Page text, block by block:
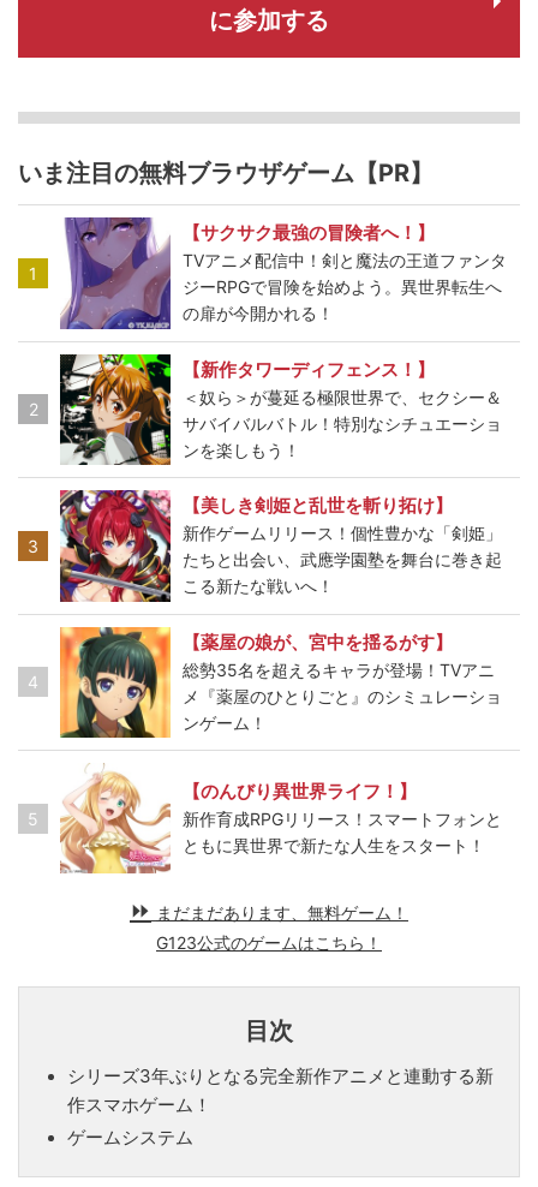
に参加する
いま注目の無料ブラウザゲーム【PR】
1
【サクサク最強の冒険者へ！】
TVアニメ配信中！剣と魔法の王道ファンタ
ジーRPGで冒険を始めよう。異世界転生へ
の扉が今開かれる！
2
【新作タワーディフェンス！】
＜奴ら＞が蔓延る極限世界で、セクシー＆
サバイバルバトル！特別なシチュエーショ
ンを楽しもう！
3
【美しき剣姫と乱世を斬り拓け】
新作ゲームリリース！個性豊かな「剣姫」
たちと出会い、武應学園塾を舞台に巻き起
こる新たな戦いへ！
4
【薬屋の娘が、宮中を揺るがす】
総勢35名を超えるキャラが登場！TVアニ
メ『薬屋のひとりごと』のシミュレーショ
ンゲーム！
5
【のんびり異世界ライフ！】
新作育成RPGリリース！スマートフォンと
ともに異世界で新たな人生をスタート！
まだまだあります、無料ゲーム！
G123公式のゲームはこちら！
目次
シリーズ3年ぶりとなる完全新作アニメと連動する新
作スマホゲーム！
ゲームシステム